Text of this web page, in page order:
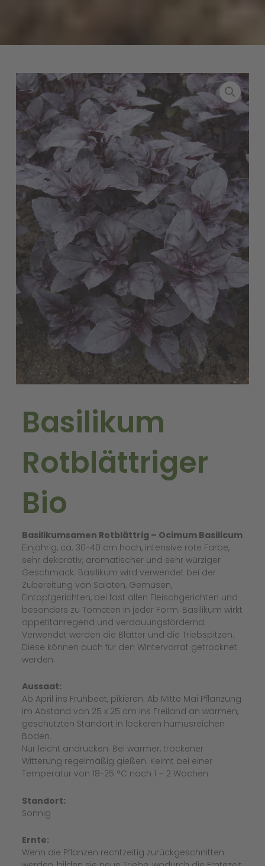
Basilikum
Rotblättriger
Bio
Basilikumsamen Rotblättrig – Ocimum Basilicum
Einjährig, ca. 30-40 cm hoch, intensive rote Farbe,
sehr dekorativ, aromatischer und sehr würziger
Geschmack. Basilikum wird verwendet bei der
Zubereitung von Salaten, Gemüsen,
Eintopfgerichten, bei fast allen Fleischgerichten und
besonders zu Tomaten in jeder Form. Basilikum wirkt
appetitanregend und verdauungsfördernd.
Verwendet werden die Blätter und die Triebspitzen.
Diese können auch für den Wintervorrat getrocknet
werden.
Aussaat:
Ab April ins Frühbeet, pikieren. Ab Mitte Mai Pflanzung
im Abstand von 25 x 25 cm ins Freiland an warmen,
geschützten Standort in lockeren humusreichen
Boden.
Nur leicht andrücken. Bei warmer, trockener
Witterung regelmäßig gießen. Keimt bei einer
Temperatur von 18-25 °C nach 1 – 2 Wochen.
Standort:
Sonnig
Ernte:
Wenn die Pflanzen rechtzeitig zurückgeschnitten